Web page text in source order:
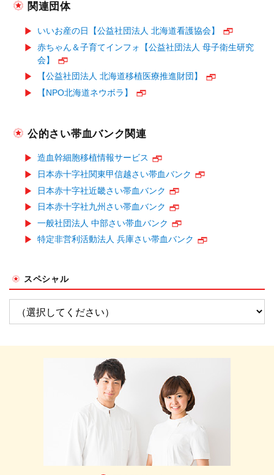
関連団体
いいお産の日【公益社団法人 北海道看護協会】
赤ちゃん＆子育てインフォ【公益社団法人 母子衛生研究
会】
【公益社団法人 北海道移植医療推進財団】
【NPO北海道ネウボラ】
公的さい帯血バンク関連
造血幹細胞移植情報サービス
日本赤十字社関東甲信越さい帯血バンク
日本赤十字社近畿さい帯血バンク
日本赤十字社九州さい帯血バンク
一般社団法人 中部さい帯血バンク
特定非営利活動法人 兵庫さい帯血バンク
スペシャル